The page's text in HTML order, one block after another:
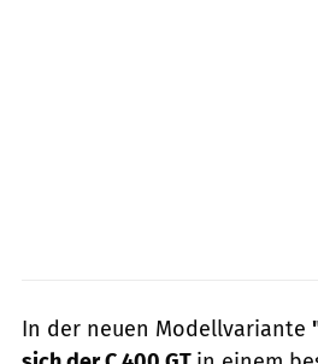
In der neuen Modellvariante